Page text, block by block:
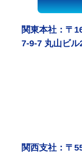
関東本社：〒
7-9-7 丸山ビル
関西支社：〒